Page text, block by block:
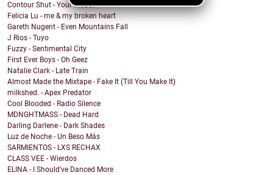
Contour Shut - Your Mouth
Felicia Lu - me & my broken heart
Gareth Nugent - Even Mountains Fall
J Rios - Tuyo
Fuzzy - Sentimental City
First Ever Boys - Oh Geez
Natalie Clark - Late Train
Almost Made the Mixtape - Fake It (Till You Make It)
milkshed. - Apex Predator
Cool Blooded - Radio Silence
MDNGHTMASS - Dead Hard
Darling Darlene - Dark Shades
Luz de Noche - Un Beso Más
SARMIENTOS - LXS RECHAX
CLASS VEE - Wierdos
ELINA - I Should've Danced More